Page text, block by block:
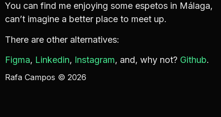
You can find me enjoying some espetos in Málaga,
can’t imagine a better place to meet up.
There are other alternatives:
Figma, Linkedin, Instagram, and, why not? Github.
Rafa Campos © 2026